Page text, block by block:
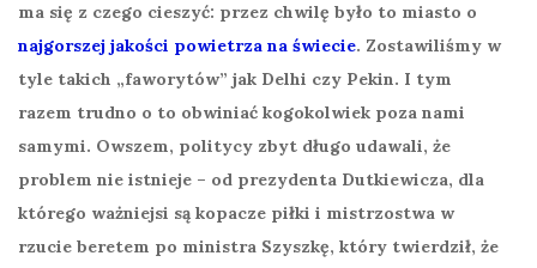
ma się z czego cieszyć: przez chwilę było to miasto o
najgorszej jakości powietrza na świecie. Zostawiliśmy w
tyle takich „faworytów” jak Delhi czy Pekin. I tym
razem trudno o to obwiniać kogokolwiek poza nami
samymi. Owszem, politycy zbyt długo udawali, że
problem nie istnieje – od prezydenta Dutkiewicza, dla
którego ważniejsi są kopacze piłki i mistrzostwa w
rzucie beretem po ministra Szyszkę, który twierdził, że